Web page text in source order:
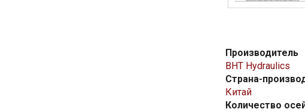
Производитель
BHT Hydraulics
Страна-
Китай
Количество